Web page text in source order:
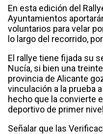
En esta edición del
Ayuntamientos
voluntarios para velar
lo largo del recorrido,
El rallye tiene fijada su
Nucía, si bien una
provincia de Alicante
vinculación a la prueba
hecho que la convierte
deportivo de primer
Señalar que las